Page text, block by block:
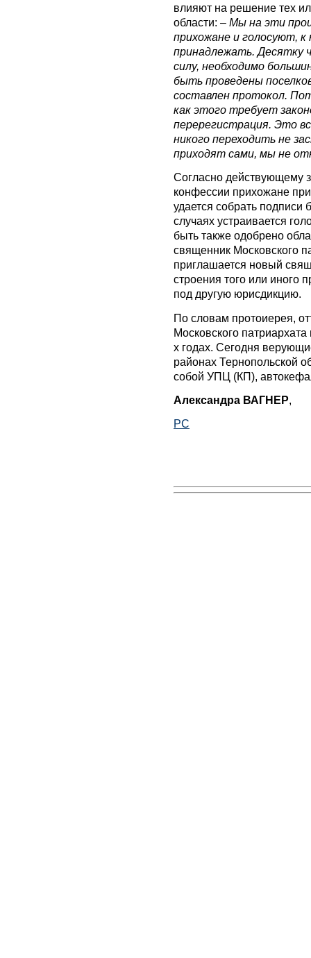
влияют на решение тех
области: – Мы на эти
прихожане и голосуют,
принадлежать. Десятку
силу, необходимо
быть проведены
составлен протокол.
как этого требует
перерегистрация. Это
никого переходить не
приходят сами, мы не
Согласно действующему
конфессии прихожане
удается собрать
случаях устраивается
быть также одобрено
священник Московского
приглашается новый
строения того или иного
под другую юрисдикцию.
По словам протоиерея,
Московского
х годах. Сегодня
районах Тернопольской
собой УПЦ (КП),
Александра ВАГНЕР,
РС